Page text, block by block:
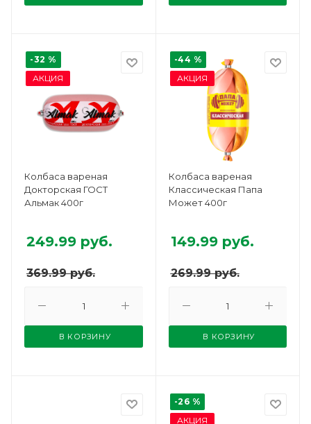
-32 %
АКЦИЯ
Колбаса вареная
Докторская ГОСТ
Альмак 400г
369.99руб.
249.99 руб.
В КОРЗИНУ
-44 %
АКЦИЯ
Колбаса вареная
Классическая Папа
Может 400г
269.99руб.
149.99руб.
В КОРЗИНУ
-26 %
АКЦИЯ